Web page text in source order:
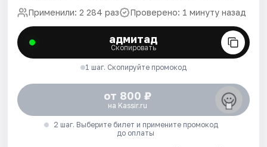
Применили: 2 284 раз Проверено: 1 минуту назад
адмитад
Скопировать
1 шаг. Скопируйте промокод
от 800 ₽
на Kassir.ru
2 шаг. Выберите билет и примените промокод
до оплаты